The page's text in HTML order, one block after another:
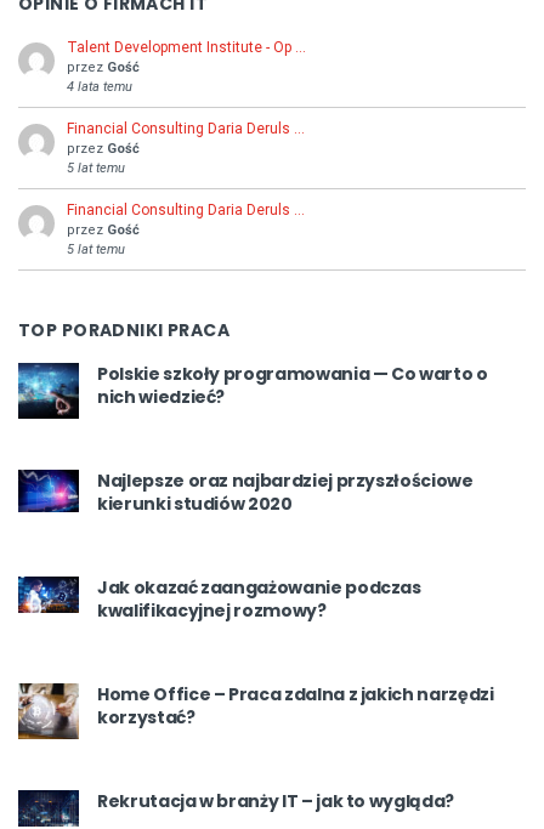
Talent Development Institute - Op …
przez Gość
4 lata temu
Financial Consulting Daria Deruls …
przez Gość
5 lat temu
Financial Consulting Daria Deruls …
przez Gość
5 lat temu
TOP PORADNIKI PRACA
Polskie szkoły programowania — Co warto o
nich wiedzieć?
Najlepsze oraz najbardziej przyszłościowe
kierunki studiów 2020
Jak okazać zaangażowanie podczas
kwalifikacyjnej rozmowy?
Home Office – Praca zdalna z jakich narzędzi
korzystać?
Rekrutacja w branży IT – jak to wygląda?